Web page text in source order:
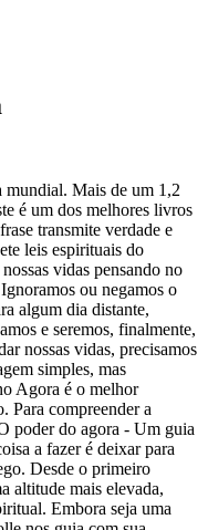
mundial. Mais de um 1,2
é um dos melhores livros
transmite verdade e
leis espirituais do
vidas pensando no
ou negamos o
algum dia distante,
e seremos, finalmente,
nossas vidas, precisamos
simples, mas
Agora é o melhor
Para compreender a
poder do agora - Um guia
a fazer é deixar para
Desde o primeiro
altitude mais elevada,
Embora seja uma